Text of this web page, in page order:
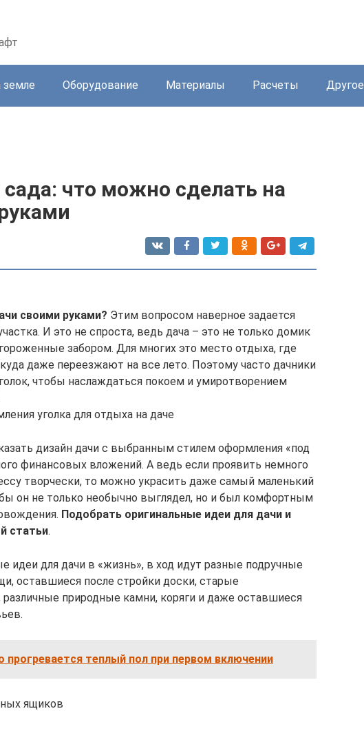
земле Оборудование Материалы Расчеты Другое
что можно сделать на
своими руками? Этим вопросом наверное задается
И это не спроста, ведь дача – это не только домик
забором. Для многих это место отдыха, где
даже переезжают на все лето. Поэтому часто дачники
чтобы наслаждаться покоем и умиротворением
уголка для отдыха на даче
дизайн дачи с выбранным стилем оформления «под
финансовых вложений. А ведь если проявить немного
творчески, то можно украсить даже самый маленький
он не только необычно выглядел, но и был комфортным
Подобрать оригинальные идеи для дачи и
статьи.
идеи для дачи в «жизнь», в ход идут разные подручные
оставшиеся после стройки доски, старые
природные камни, коряги и даже оставшиеся
прогревается теплый пол при первом включении
ящиков